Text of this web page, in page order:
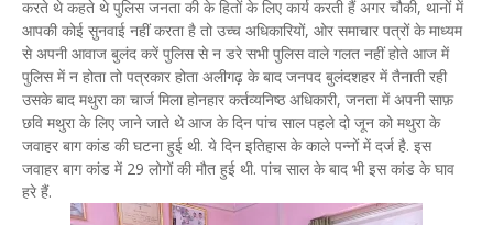
करते थे कहते थे पुलिस जनता की के हितों के लिए कार्य करती हैं अगर चौकी, थानों में
आपकी कोई सुनवाई नहीं करता है तो उच्च अधिकारियों, ओर समाचार पत्रों के माध्यम
से अपनी आवाज बुलंद करें पुलिस से न डरे सभी पुलिस वाले गलत नहीं होते आज में
पुलिस में न होता तो पत्रकार होता अलीगढ़ के बाद जनपद बुलंदशहर में तैनाती रही
उसके बाद मथुरा का चार्ज मिला होनहार कर्तव्यनिष्ठ अधिकारी, जनता में अपनी साफ़
छवि मथुरा के लिए जाने जाते थे आज के दिन पांच साल पहले दो जून को मथुरा के
जवाहर बाग कांड की घटना हुई थी. ये दिन इतिहास के काले पन्नों में दर्ज है. इस
जवाहर बाग कांड में 29 लोगों की मौत हुई थी. पांच साल के बाद भी इस कांड के घाव
हरे हैं.